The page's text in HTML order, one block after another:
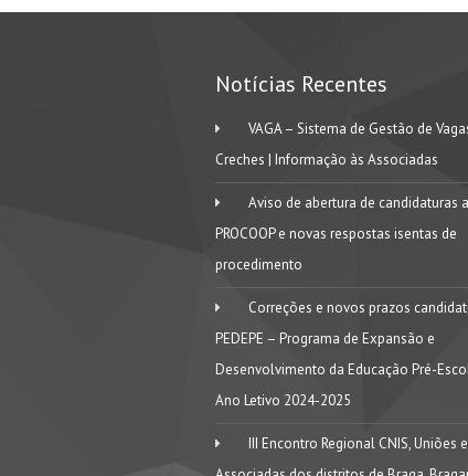
Notícias Recentes
VAGA – Sistema de Gestão de
Creches | Informação às Associadas
Aviso de abertura de candidaturas
PROCOOP e novas respostas isentas de
procedimento
Correções e novos prazos
PEDEPE – Programa de Expansão e
Desenvolvimento da Educação Pré-
Ano Letivo 2024-2025
III Encontro Regional CNIS, Uniões e